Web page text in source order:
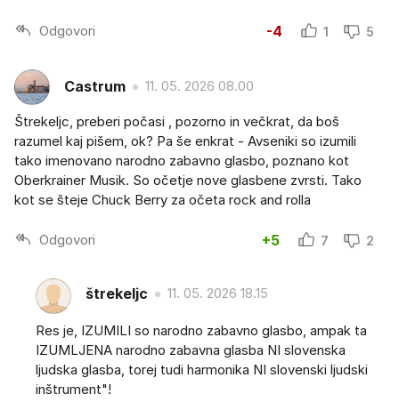
Odgovori -4 1 5
Castrum 11. 05. 2026 08.00
Štrekeljc, preberi počasi , pozorno in večkrat, da boš
razumel kaj pišem, ok? Pa še enkrat - Avseniki so izumili
tako imenovano narodno zabavno glasbo, poznano kot
Oberkrainer Musik. So očetje nove glasbene zvrsti. Tako
kot se šteje Chuck Berry za očeta rock and rolla
Odgovori +5 7 2
štrekeljc 11. 05. 2026 18.15
Res je, IZUMILI so narodno zabavno glasbo, ampak ta
IZUMLJENA narodno zabavna glasba NI slovenska
ljudska glasba, torej tudi harmonika NI slovenski ljudski
inštrument"!